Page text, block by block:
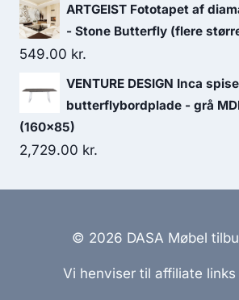
ARTGEIST Fototapet af
- Stone Butterfly (flere
549.00 kr.
VENTURE DESIGN Inca
butterflybordplade - grå
(160x85)
2,729.00 kr.
© 2026 DASA Møbel
Vi henviser til affiliate links